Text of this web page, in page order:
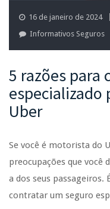
16 de janeiro de 2024
Informativos Seguros
5 razões para
especializado
Uber
Se você é motorista do
preocupações que você
a dos seus
contratar um seguro